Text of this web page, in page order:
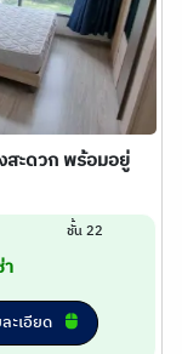
สะดวก พร้อมอยู่
ชั้น 22
า
ะเอียด